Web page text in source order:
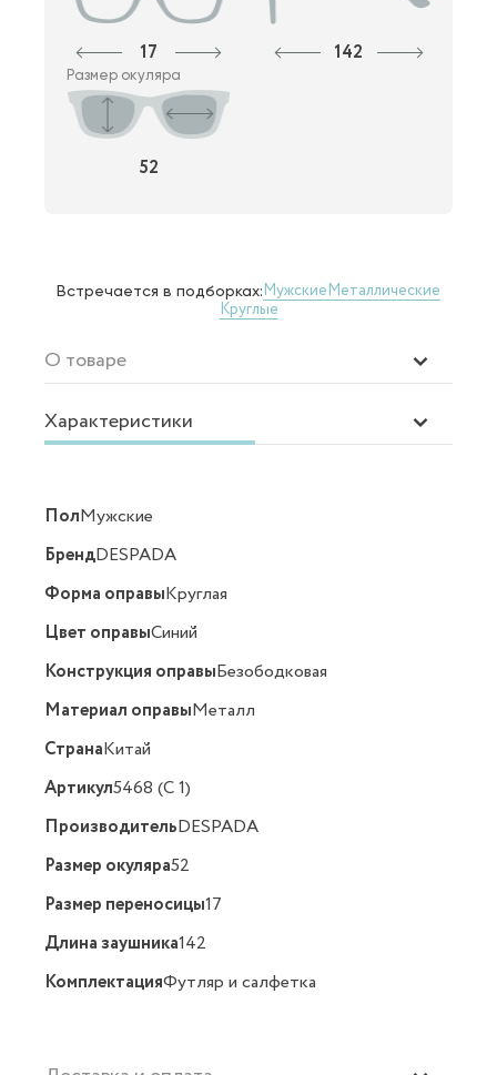
17 142
Размер окуляра
52
Встречается в подборках:МужскиеМеталлические
Круглые
О товаре
Характеристики
ПолМужские
БрендDESPADA
Форма оправыКруглая
Цвет оправыСиний
Конструкция оправыБезободковая
Материал оправыМеталл
СтранаКитай
Артикул5468 (C 1)
ПроизводительDESPADA
Размер окуляра52
Размер переносицы17
Длина заушника142
КомплектацияФутляр и салфетка